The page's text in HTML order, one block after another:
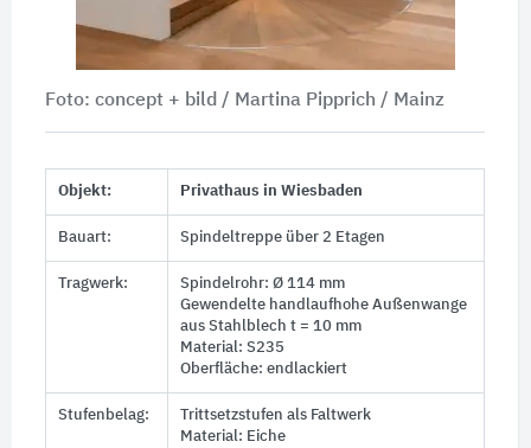
Foto: concept + bild / Martina Pipprich / Mainz
Objekt: Privathaus in Wiesbaden
Bauart: Spindeltreppe über 2 Etagen
Tragwerk:
Spindelrohr: Ø 114 mm
Gewendelte handlaufhohe Außenwange
aus Stahlblech t = 10 mm
Material: S235
Oberfläche: endlackiert
Stufenbelag:
Trittsetzstufen als Faltwerk
Material: Eiche